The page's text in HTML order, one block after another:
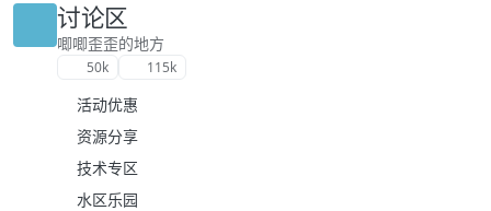
讨论区
唧唧歪歪的地方
50k 115k
活动优惠
资源分享
技术专区
水区乐园